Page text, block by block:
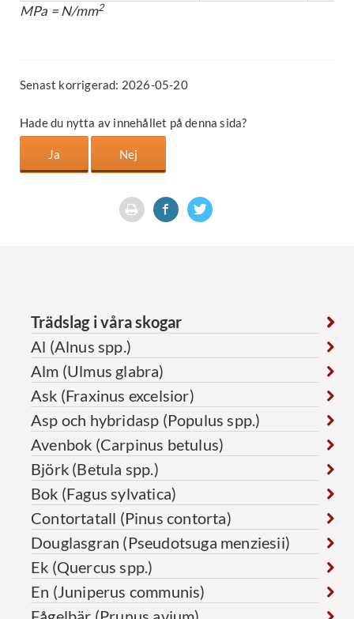
MPa = N/mm2
Senast korrigerad: 2026-05-20
Hade du nytta av innehållet på denna sida?
Trädslag i våra skogar
Al (Alnus spp.)
Alm (Ulmus glabra)
Ask (Fraxinus excelsior)
Asp och hybridasp (Populus spp.)
Avenbok (Carpinus betulus)
Björk (Betula spp.)
Bok (Fagus sylvatica)
Contortatall (Pinus contorta)
Douglasgran (Pseudotsuga menziesii)
Ek (Quercus spp.)
En (Juniperus communis)